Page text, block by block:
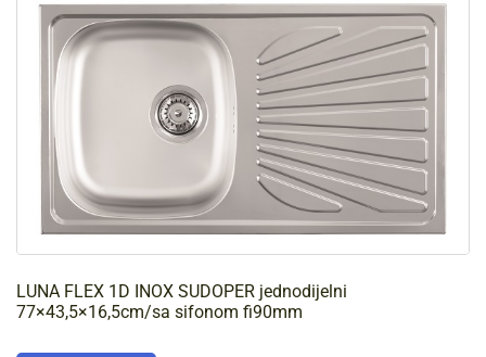
LUNA FLEX 1D INOX SUDOPER jednodijelni
77×43,5×16,5cm/sa sifonom fi90mm